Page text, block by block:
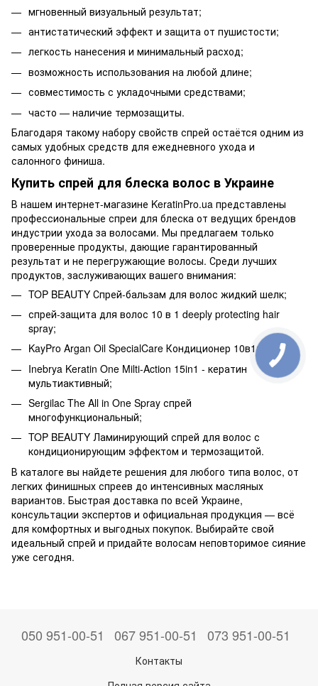
мгновенный визуальный результат;
антистатический эффект и защита от пушистости;
легкость нанесения и минимальный расход;
возможность использования на любой длине;
совместимость с укладочными средствами;
часто — наличие термозащиты.
Благодаря такому набору свойств спрей остаётся одним из
самых удобных средств для ежедневного ухода и
салонного финиша.
Купить спрей для блеска волос в Украине
В нашем интернет-магазине KeratinPro.ua представлены
профессиональные спреи для блеска от ведущих брендов
индустрии ухода за волосами. Мы предлагаем только
проверенные продукты, дающие гарантированный
результат и не перегружающие волосы. Среди лучших
продуктов, заслуживающих вашего внимания:
TOP BEAUTY Спрей-бальзам для волос жидкий шелк;
спрей-защита для волос 10 в 1 deeply protecting hair
spray;
KayPro Argan Oil SpecialCare Кондиционер 10в1;
Inebrya Keratin One Milti-Action 15in1 - кератин
мультиактивный;
Sergilac The All in One Spray спрей
многофункциональный;
TOP BEAUTY Ламинирующий спрей для волос с
кондиционирующим эффектом и термозащитой.
В каталоге вы найдете решения для любого типа волос, от
легких финишных спреев до интенсивных масляных
вариантов. Быстрая доставка по всей Украине,
консультации экспертов и официальная продукция — всё
для комфортных и выгодных покупок. Выбирайте свой
идеальный спрей и придайте волосам неповторимое сияние
уже сегодня.
050 951-00-51 067 951-00-51 073 951-00-51
Контакты